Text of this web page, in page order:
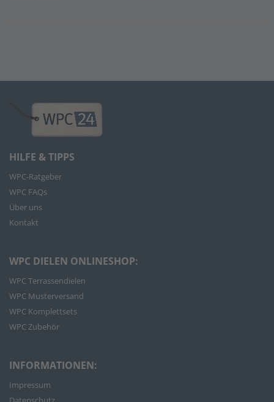
HILFE & TIPPS
WPC-Ratgeber
WPC FAQs
Über uns
Kontakt
WPC DIELEN ONLINESHOP:
WPC Terrassendielen
WPC Musterversand
WPC Komplettsets
WPC Zubehör
INFORMATIONEN:
Impressum